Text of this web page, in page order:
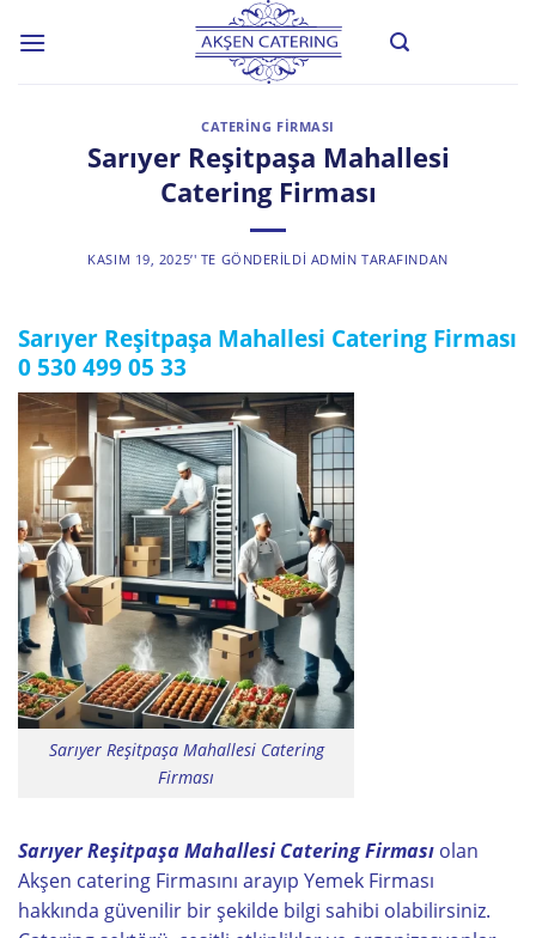
CATERING FIRMASI
Sarıyer Reşitpaşa Mahallesi
Catering Firması
KASIM 19, 2025’' TE GÖNDERILDI ADMIN TARAFINDAN
Sarıyer Reşitpaşa Mahallesi Catering Firması
0 530 499 05 33
Sarıyer Reşitpaşa Mahallesi Catering
Firması
Sarıyer Reşitpaşa Mahallesi Catering Firması olan
Akşen catering Firmasını arayıp Yemek Firması
hakkında güvenilir bir şekilde bilgi sahibi olabilirsiniz.